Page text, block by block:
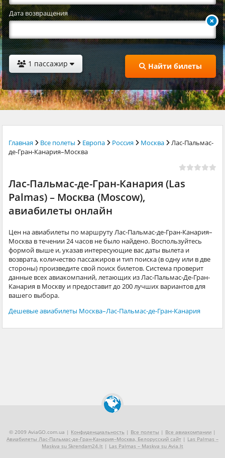
Дата возвращения
1 пассажир Найти билеты
Главная Все полеты Европа Россия Москва
Лас-Пальмас-
де-Гран-Канария–Москва
Лас-Пальмас-де-Гран-Канария (Las
Palmas) – Москва (Moscow),
авиабилеты онлайн
Цен на авиабилеты по маршруту Лас-Пальмас-де-Гран-Канария–
Москва в течении 24 часов не было найдено. Воспользуйтесь
формой выше и, указав интересующие вас даты вылета и
возврата, количество пассажиров и тип поиска (в одну или в две
стороны) произведите свой поиск билетов. Система проверит
данные всех авиакомпаний, летающих из Лас-Пальмас-Де-Гран-
Канария в Москву и предоставит до 200 лучших вариантов для
вашего выбора.
Дешевые авиабилеты Москва–Лас-Пальмас-де-Гран-Канария
© 2009 AviaGO.com.ua | Конфиденциальность | Все полеты | Все авиакомпании |
Авиабилеты Лас-Пальмас-де-Гран-Канария–Москва, Белорусский сайт | Las Palmas –
Maskva su Skrendam24.lt | Las Palmas – Maskva su Avia.lt